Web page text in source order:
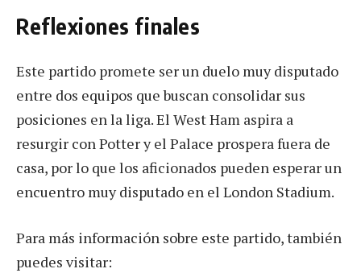
Reflexiones finales
Este partido promete ser un duelo muy disputado
entre dos equipos que buscan consolidar sus
posiciones en la liga. El West Ham aspira a
resurgir con Potter y el Palace prospera fuera de
casa, por lo que los aficionados pueden esperar un
encuentro muy disputado en el London Stadium.
Para más información sobre este partido, también
puedes visitar: